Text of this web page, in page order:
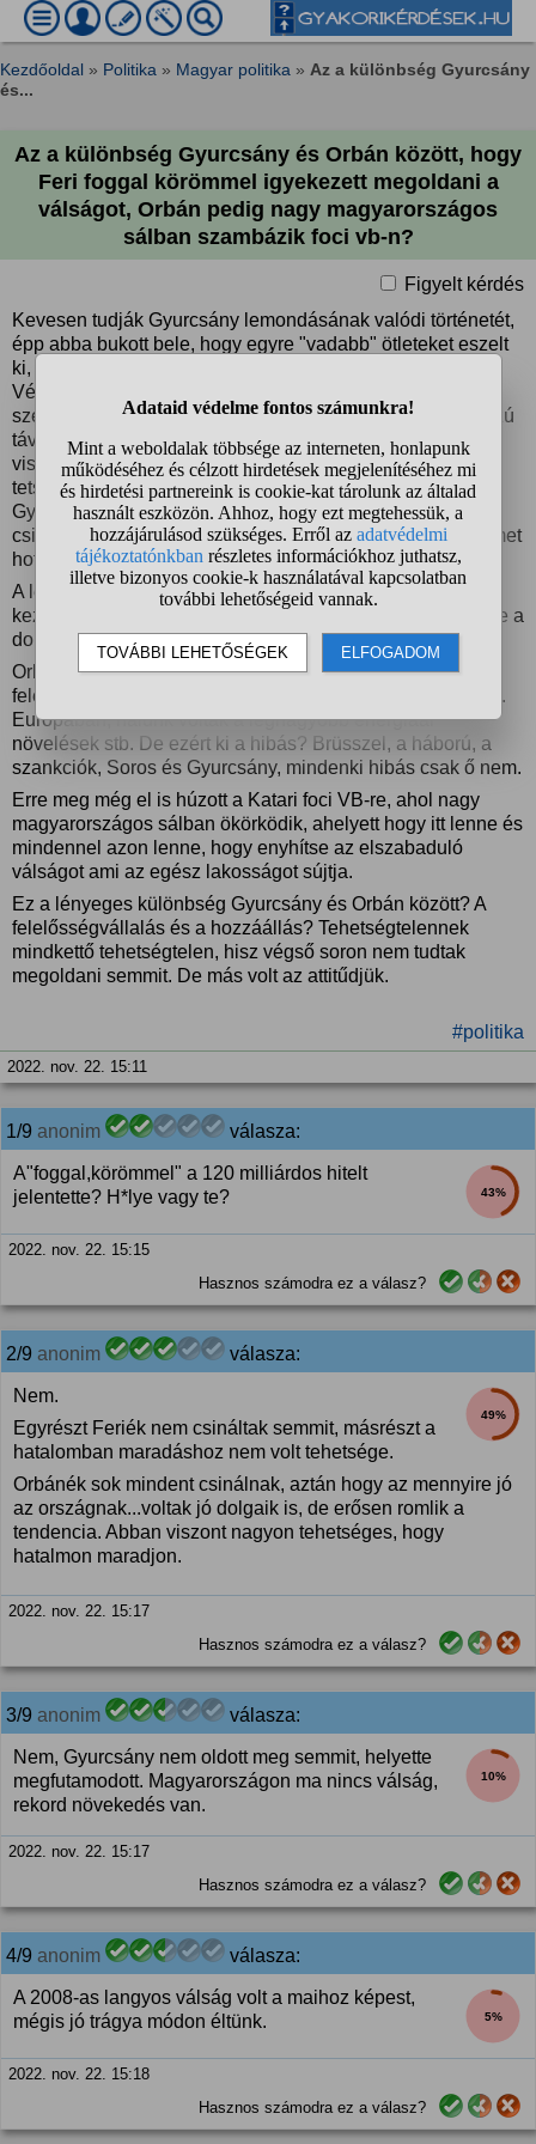
Kezdőoldal » Politika » Magyar politika » Az a különbség Gyurcsány
és...
Az a különbség Gyurcsány és Orbán között, hogy
Feri foggal körömmel igyekezett megoldani a
válságot, Orbán pedig nagy magyarországos
sálban szambázik foci vb-n?
Figyelt kérdés
Kevesen tudják Gyurcsány lemondásának valódi történetét,
épp abba bukott bele, hogy egyre "vadabb" ötleteket eszelt
ki, hogy kezelje a 2008-ban kirobbant gazdasági válságot.
Végül odáig fajult, hogy elment Németországba, hogy
személyesen Merkel-nek mutassa be az ötletét, ami hosszú
távon kedvezett volna a német melósoknak is, rövid távon
viszont válságmegoldó jellegű lett volna. Merkelnek nem
tetszett az ötlet ezért elvileg durván összevesztek
Gyurcsánnyal, és akkor már tudta Feri, hogy ki fogják
csinálni politikailag, és megírta a lemondó levelét egy német
hotelben.
A lényeg az, hogy Feri magára vállalta a válság
kezelésének problémáját, és harcolt foggal körömmel, tette a
dolgát.
Orbánnal meg mi van? A válságért nem vállalja a
felelősséget, pedig nálunk a legmagasabb az infláció is pl.
Európában, nálunk voltak a legnagyobb energiaár
növelések stb. De ezért ki a hibás? Brüsszel, a háború, a
szankciók, Soros és Gyurcsány, mindenki hibás csak ő nem.
Erre meg még el is húzott a Katari foci VB-re, ahol nagy
magyarországos sálban ökörködik, ahelyett hogy itt lenne és
mindennel azon lenne, hogy enyhítse az elszabaduló
válságot ami az egész lakosságot sújtja.
Ez a lényeges különbség Gyurcsány és Orbán között? A
felelősségvállalás és a hozzáállás? Tehetségtelennek
mindkettő tehetségtelen, hisz végső soron nem tudtak
megoldani semmit. De más volt az attitűdjük.
#politika
2022. nov. 22. 15:11
1/9 anonim válasza:
43%
A"foggal,körömmel" a 120 milliárdos hitelt
jelentette? H*lye vagy te?
2022. nov. 22. 15:15
Hasznos számodra ez a válasz?
2/9 anonim válasza:
49%
Nem.
Egyrészt Feriék nem csináltak semmit, másrészt a
hatalomban maradáshoz nem volt tehetsége.
Orbánék sok mindent csinálnak, aztán hogy az mennyire jó
az országnak...voltak jó dolgaik is, de erősen romlik a
tendencia. Abban viszont nagyon tehetséges, hogy
hatalmon maradjon.
2022. nov. 22. 15:17
Hasznos számodra ez a válasz?
3/9 anonim válasza:
10%
Nem, Gyurcsány nem oldott meg semmit, helyette
megfutamodott. Magyarországon ma nincs válság,
rekord növekedés van.
2022. nov. 22. 15:17
Hasznos számodra ez a válasz?
4/9 anonim válasza:
5%
A 2008-as langyos válság volt a maihoz képest,
mégis jó trágya módon éltünk.
2022. nov. 22. 15:18
Hasznos számodra ez a válasz?